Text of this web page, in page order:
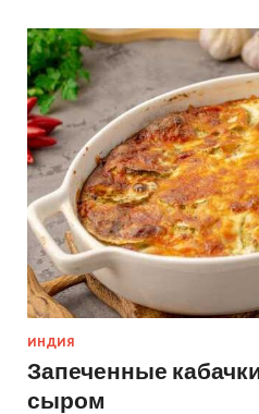
ИНДИЯ
Запеченные
сыром